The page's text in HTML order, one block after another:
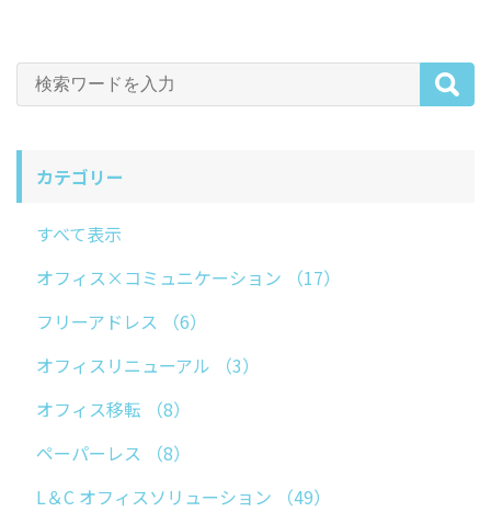
カテゴリー
すべて表示
オフィス×コミュニケーション
（17）
フリーアドレス
（6）
オフィスリニューアル
（3）
オフィス移転
（8）
ペーパーレス
（8）
L＆C オフィスソリューション
（49）